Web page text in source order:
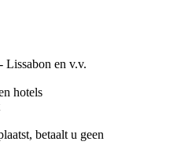
Lissabon en v.v.
hotels
betaalt u geen